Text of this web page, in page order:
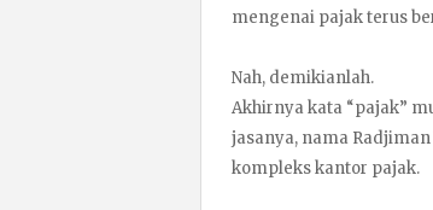
mengenai pajak terus
Nah, demikianlah.
Akhirnya kata “pajak”
jasanya, nama
kompleks kantor pajak.